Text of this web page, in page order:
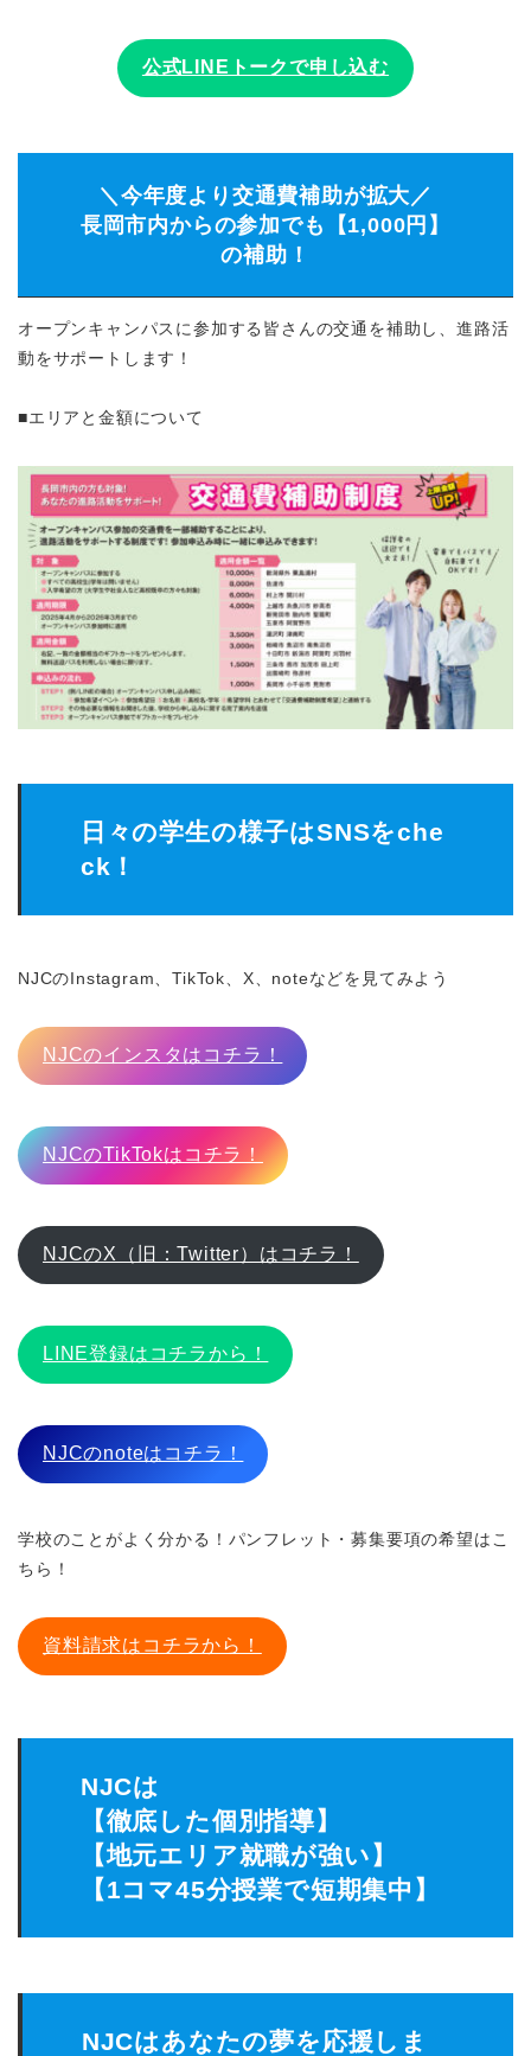
公式LINEトークで申し込む
＼今年度より交通費補助が拡大／
長岡市内からの参加でも【1,000円】
の補助！
オープンキャンパスに参加する皆さんの交通を補助し、進路活
動をサポートします！
■エリアと金額について
日々の学生の様子はSNSをche
ck！
NJCのInstagram、TikTok、X、noteなどを見てみよう
NJCのインスタはコチラ！
NJCのTikTokはコチラ！
NJCのX（旧：Twitter）はコチラ！
LINE登録はコチラから！
NJCのnoteはコチラ！
学校のことがよく分かる！パンフレット・募集要項の希望はこ
ちら！
資料請求はコチラから！
NJCは
【徹底した個別指導】
【地元エリア就職が強い】
【1コマ45分授業で短期集中】
NJCはあなたの夢を応援しま